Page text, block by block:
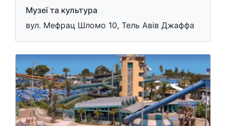
Музеї та культура
вул. Мефрац Шломо 10, Тель Авів Джаффа